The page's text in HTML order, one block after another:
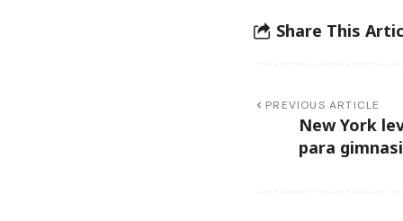
Share This
PREVIOUS ARTICLE
New York
para